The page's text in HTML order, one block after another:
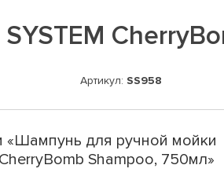
Артикул: SS958
«Шампунь для ручной мойки
Shampoo, 750мл»